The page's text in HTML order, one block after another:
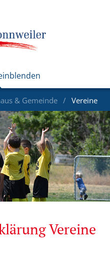
& Gemeinde Vereine
Vereine